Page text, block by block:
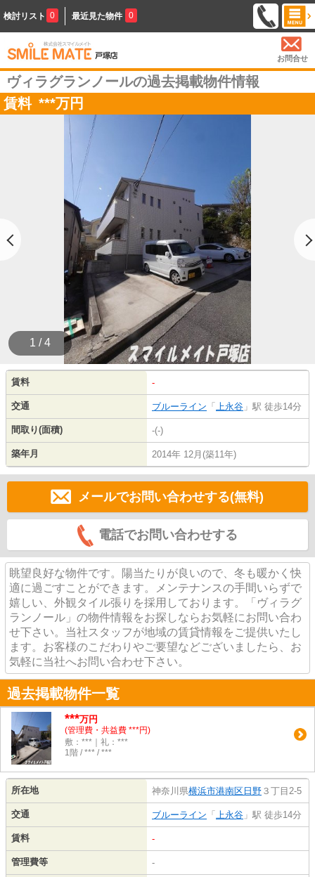
検討リスト 0 最近見た物件 0
お問合せ
ヴィラグランノールの過去掲載物件情報
賃料 ***万円
1 / 4
賃料 -
交通 ブルーライン 「 上永谷 」駅 徒歩14分
間取り(面積) -(-)
築年月 2014年 12月(築11年)
メールでお問い合わせする(無料)
電話でお問い合わせする
眺望良好な物件です。陽当たりが良いので、冬も暖かく快
適に過ごすことができます。メンテナンスの手間いらずで
嬉しい、外観タイル張りを採用しております。「ヴィラグ
ランノール」の物件情報をお探しならお気軽にお問い合わ
せ下さい。当社スタッフが地域の賃貸情報をご提供いたし
ます。お客様のこだわりやご要望などございましたら、お
気軽に当社へお問い合わせ下さい。
過去掲載物件一覧
***万円
(管理費・共益費 ***円)
敷：***｜礼：***
1階 / *** / ***
所在地 神奈川県横浜市港南区 日野 ３丁目2-5
交通 ブルーライン 「 上永谷 」駅 徒歩14分
賃料 -
管理費等 -